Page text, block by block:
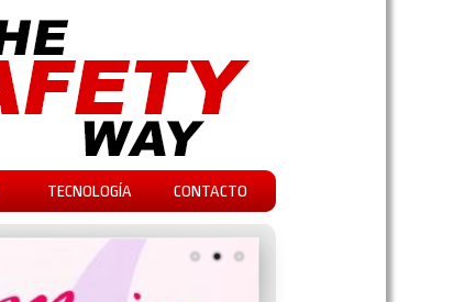
TECNOLOGÍA CONTACTO